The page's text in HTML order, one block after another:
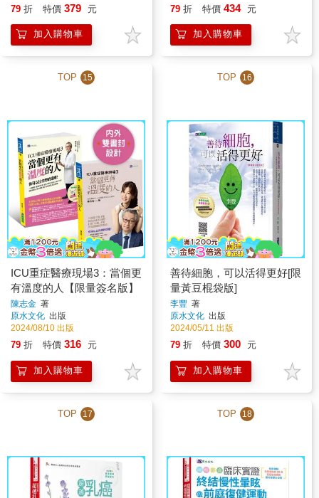
79 折 特價 379 元
加入購物車
79 折 特價 434 元
加入購物車
TOP 15
ICU重症醫療現場3：當個更
有溫度的人【限量簽名版】
陳志金 著
原水文化 出版
2024/08/10 出版
79 折 特價 316 元
加入購物車
TOP 16
善待細胞，可以活得更好[限
量黃豆棍袋版]
李豐 著
原水文化 出版
2024/05/11 出版
79 折 特價 300 元
加入購物車
TOP 17 TOP 18